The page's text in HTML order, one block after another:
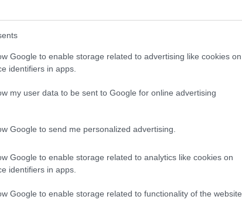
Google to enable storage related to advertising like cookies on
identifiers in apps.
my user data to be sent to Google for online advertising
Google to send me personalized advertising.
Google to enable storage related to analytics like cookies on
identifiers in apps.
Google to enable storage related to functionality of the website